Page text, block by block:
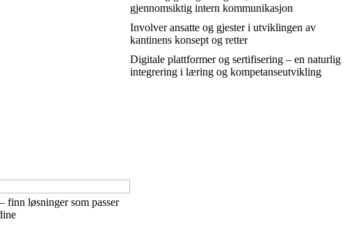
finn løsninger som passer
gjennomsiktig intern kommunikasjon
Involver ansatte og gjester i utviklingen av
kantinens konsept og retter
Digitale plattformer og sertifisering – en naturlig
integrering i læring og kompetanseutvikling